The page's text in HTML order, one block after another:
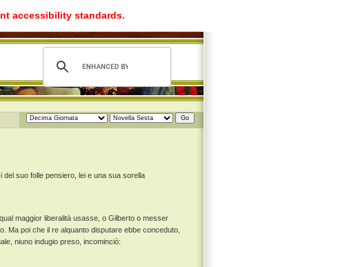
accessibility standards.
suo folle pensiero, lei e una sua sorella
maggior liberalità usasse, o Gilberto o messer
Ma poi che il re alquanto disputare ebbe conceduto,
niuno indugio preso, incominciò: